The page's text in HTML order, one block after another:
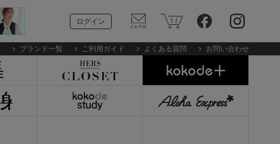
ログイン
ブランド一覧 ご利用ガイド よくある質問 お問い合わせ